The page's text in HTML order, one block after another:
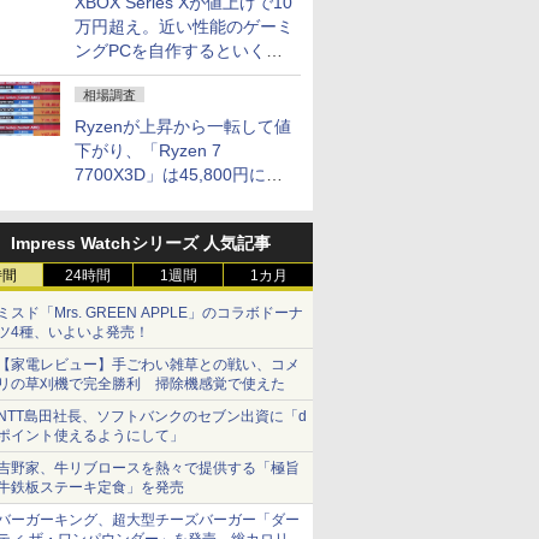
万円超え。近い性能のゲーミ
ングPCを自作するといくら
になる？
相場調査
Ryzenが上昇から一転して値
下がり、「Ryzen 7
7700X3D」は45,800円に急
との価格逆転解消 [8月前半の
CPU価格]
Impress Watchシリーズ 人気記事
24時間 1週間 1カ月
スド「Mrs. GREEN APPLE」のコラボドーナ
4種、いよいよ発売！
家電レビュー】手ごわい雑草との戦い、コメ
の草刈機で完全勝利 掃除機感覚で使えた
島田社長、ソフトバンクのセブン出資に「d
イント使えるようにして」
野家、牛リブロースを熱々で提供する「極旨
鉄板ステーキ定食」を発売
ーガーキング、超大型チーズバーガー「ダー